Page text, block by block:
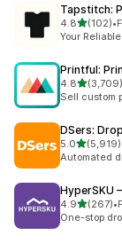
Tapstitch:
4.8滿分 5 顆
(102)
共有 102 則•
Your
Printful:
4.8滿分 5 顆
(3,709)
共有 3709 則
Sell custom
DSers:
5.0滿分 5 顆
(5,919)
共有 5919 則
Automated
HyperSKU
4.9滿分 5 顆
(267)
共有 267 則•
One-stop